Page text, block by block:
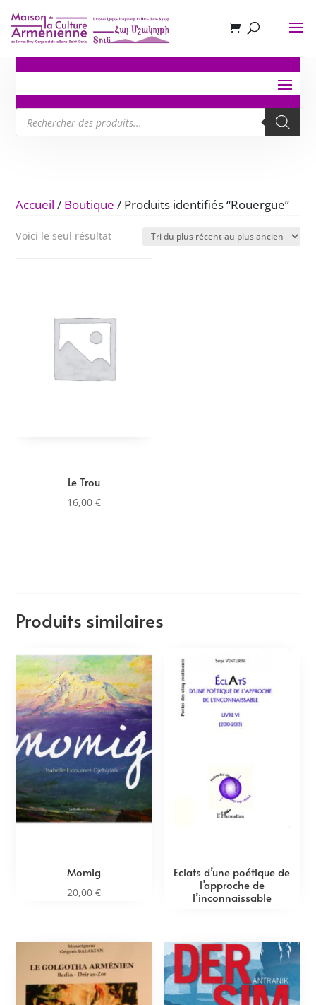
Recherche
de
produits
Accueil / Boutique / Produits identifiés “Rouergue”
Voici le seul résultat
Le Trou
16,00€
Produits similaires
Momig
20,00€
Eclats d’une poétique de
l’approche de
l’inconnaissable